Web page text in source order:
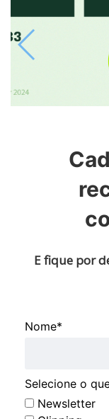
Previous
E fique por
Nome*
Selecione o
Newsletter